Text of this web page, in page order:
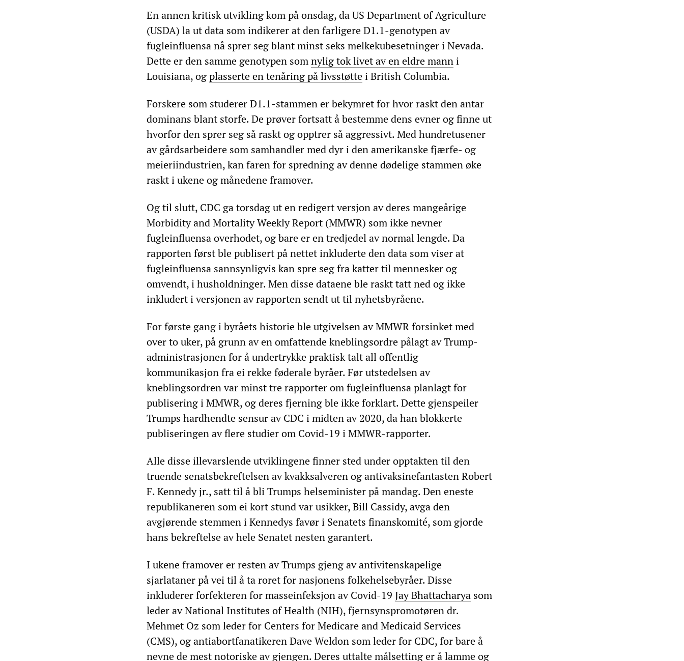
En annen kritisk utvikling kom på onsdag, da US Department of Agriculture
(USDA) la ut data som indikerer at den farligere D1.1-genotypen av
fugleinfluensa nå sprer seg blant minst seks melkekubesetninger i Nevada.
Dette er den samme genotypen somnylig tok livet av en eldre manni
Louisiana, ogplasserte en tenåring på livsstøttei British Columbia.
Forskere som studerer D1.1-stammen er bekymret for hvor raskt den antar
dominans blant storfe. De prøver fortsatt å bestemme dens evner og finne ut
hvorfor den sprer seg så raskt og opptrer så aggressivt. Med hundretusener
av gårdsarbeidere som samhandler med dyr i den amerikanske fjærfe- og
meieriindustrien, kan faren for spredning av denne dødelige stammen øke
raskt i ukene og månedene framover.
Og til slutt, CDC ga torsdag ut en redigert versjon av deres mangeårige
Morbidity and Mortality Weekly Report (MMWR) som ikke nevner
fugleinfluensa overhodet, og bare er en tredjedel av normal lengde. Da
rapporten først ble publisert på nettet inkluderte den data som viser at
fugleinfluensa sannsynligvis kan spre seg fra katter til mennesker og
omvendt, i husholdninger. Men disse dataene ble raskt tatt ned og ikke
inkludert i versjonen av rapporten sendt ut til nyhetsbyråene.
For første gang i byråets historie ble utgivelsen av MMWR forsinket med
over to uker, på grunn av en omfattende kneblingsordre pålagt av Trump-
administrasjonen for å undertrykke praktisk talt all offentlig
kommunikasjon fra ei rekke føderale byråer. Før utstedelsen av
kneblingsordren var minst tre rapporter om fugleinfluensa planlagt for
publisering i MMWR, og deres fjerning ble ikke forklart. Dette gjenspeiler
Trumps hardhendte sensur av CDC i midten av 2020, da han blokkerte
publiseringen av flere studier om Covid-19 i MMWR-rapporter.
Alle disse illevarslende utviklingene finner sted under opptakten til den
truende senatsbekreftelsen av kvakksalveren og antivaksinefantasten Robert
F. Kennedy jr., satt til å bli Trumps helseminister på mandag. Den eneste
republikaneren som ei kort stund var usikker, Bill Cassidy, avga den
avgjørende stemmen i Kennedys favør i Senatets finanskomité, som gjorde
hans bekreftelse av hele Senatet nesten garantert.
I ukene framover er resten av Trumps gjeng av antivitenskapelige
sjarlataner på vei til å ta roret for nasjonens folkehelsebyråer. Disse
inkluderer forfekteren for masseinfeksjon av Covid-19 Jay Bhattacharya som
leder av National Institutes of Health (NIH), fjernsynspromotøren dr.
Mehmet Oz som leder for Centers for Medicare and Medicaid Services
(CMS), og antiabortfanatikeren Dave Weldon som leder for CDC, for bare å
nevne de mest notoriske av gjengen. Deres uttalte målsetting er å lamme og